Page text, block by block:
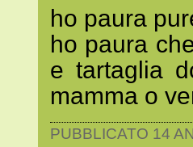
ho paura
ho paura
e tartaglia
mamma o
PUBBLICATO 14